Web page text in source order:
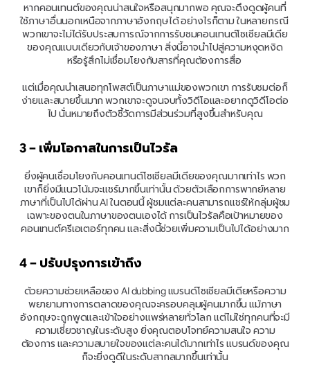
หากคอนเทนต์ของคุณน่าสนใจหรือสนุกมากพอ คุณจะดึงดูดผู้คนที่
ใช้ภาษาอื่นนอกเหนือจากภาษาอังกฤษได้ อย่างไรก็ตาม ในหลายกรณี
พวกเขาจะไม่ได้รับประสบการณ์จากการรับชมคอนเทนต์โซเชียลมีเดีย
ของคุณแบบเดียวกับเจ้าของภาษา สิ่งนี้อาจนำไปสู่ความหงุดหงิด
หรือรู้สึกไม่เชื่อมโยงกับสารที่คุณต้องการสื่อ
แต่เมื่อคุณนำเสนอทุกโพสต์เป็นภาษาแม่ของพวกเขา การรับชมต่อก็
ง่ายและสบายขึ้นมาก พวกเขาจะดูจนจบทั้งวิดีโอและอยากดูวิดีโอต่อ
ไป นั่นหมายถึงตัวชี้วัดการมีส่วนร่วมที่สูงขึ้นสำหรับคุณ
3 – เพิ่มโอกาสในการเป็นไวรัล
ยิ่งผู้คนเชื่อมโยงกับคอนเทนต์โซเชียลมีเดียของคุณมากเท่าไร พวก
เขาก็ยิ่งมีแนวโน้มจะแชร์มากขึ้นเท่านั้น ด้วยตัวเลือกการพากย์หลาย
ภาษาที่เป็นไปได้ผ่าน AI ในตอนนี้ ผู้ชมแต่ละคนสามารถแชร์ให้กลุ่มผู้ชม
เฉพาะของตนในภาษาของตนเองได้ การเป็นไวรัลคือเป้าหมายของ
คอนเทนต์ครีเอเตอร์ทุกคน และสิ่งนี้ช่วยเพิ่มความเป็นไปได้อย่างมาก
4 – ปรับปรุงการเข้าถึง
ด้วยความช่วยเหลือของ AI dubbing แบรนด์โซเชียลมีเดียหรือความ
พยายามทางการตลาดของคุณจะครอบคลุมผู้คนมากขึ้น แม้ภาษา
อังกฤษจะถูกพูดและเข้าใจอย่างแพร่หลายทั่วโลก แต่ไม่ใช่ทุกคนที่จะมี
ความเชี่ยวชาญในระดับสูง ยิ่งคุณตอบโจทย์ความสนใจ ความ
ต้องการ และความสบายใจของแต่ละคนได้มากเท่าไร แบรนด์ของคุณ
ก็จะยิ่งดูดีในระดับสากลมากขึ้นเท่านั้น